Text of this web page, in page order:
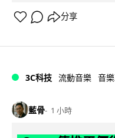
分享
3C科技 流動音樂 音
藍骨 1 小時